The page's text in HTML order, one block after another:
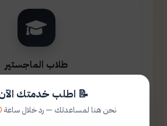
طلاب الماجستير
📝 اطلب خدمتك
نحن هنا لمساعدتك — رد خلال ساعة